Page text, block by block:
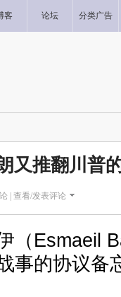
客 论坛 分类广告
又推翻川普
| 查看/发表评论
（Esmaeil
事的协议备